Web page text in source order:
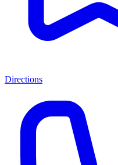
Directions